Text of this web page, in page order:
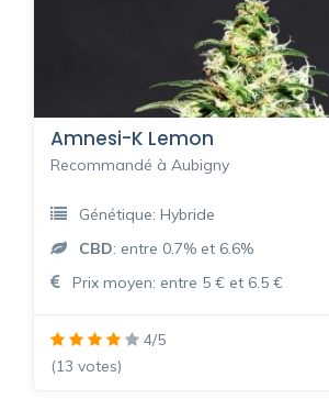
Amnesi-K Lemon
Recommandé à Aubigny
Génétique: Hybride
CBD: entre 0.7% et 6.6%
Prix moyen: entre 5 € et 6.5 €
4/5
(13 votes)